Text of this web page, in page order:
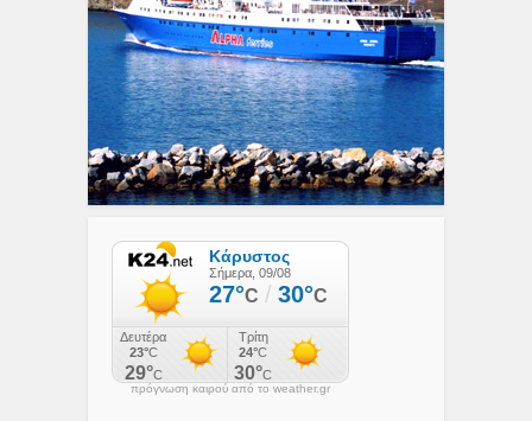
πρόγνωση καιρού από το weather.gr